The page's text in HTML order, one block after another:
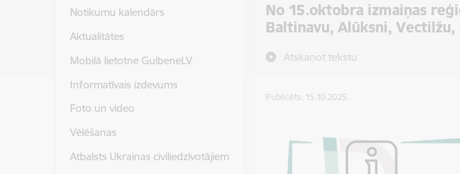
No 15.oktobra izmaiņas
Baltinavu, Alūksni,
Atskaņot tekstu
Notikumu kalendārs
Aktualitātes
Mobilā lietotne GulbeneLV
Informatīvais izdevums
Foto un video
Vēlēšanas
Atbalsts Ukrainas civiliedzīvotājiem
Publicēts: 15.10.2025.